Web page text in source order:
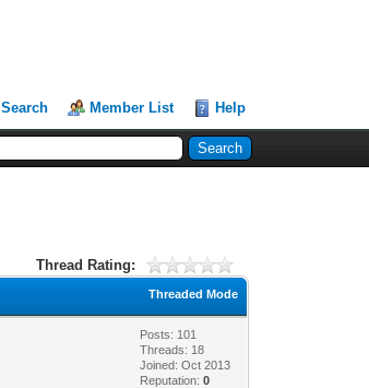
Search Member List Help
Thread Rating:
Threaded Mode
Posts: 101
Threads: 18
Joined: Oct 2013
Reputation:0